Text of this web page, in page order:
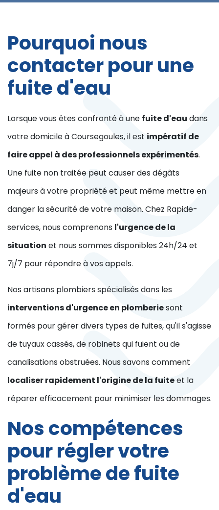
Pourquoi nous
contacter pour une
fuite d'eau
Lorsque vous êtes confronté à une fuite d'eau dans
votre domicile à Coursegoules, il est impératif de
faire appel à des professionnels expérimentés.
Une fuite non traitée peut causer des dégâts
majeurs à votre propriété et peut même mettre en
danger la sécurité de votre maison. Chez Rapide-
services, nous comprenons l'urgence de la
situation et nous sommes disponibles 24h/24 et
7j/7 pour répondre à vos appels.
Nos artisans plombiers spécialisés dans les
interventions d'urgence en plomberiesont
formés pour gérer divers types de fuites, qu'il s'agisse
de tuyaux cassés, de robinets qui fuient ou de
canalisations obstruées. Nous savons comment
localiser rapidement l'origine de la fuiteet la
réparer efficacement pour minimiser les dommages.
Nos compétences
pour régler votre
problème de fuite
d'eau